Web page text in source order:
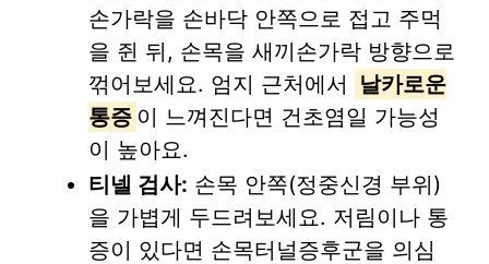
손가락을 손바닥 안쪽으로 접고 주먹
을 쥔 뒤, 손목을 새끼손가락 방향으로
꺾어보세요. 엄지 근처에서
날카로운
통증 이 느껴진다면 건초염일 가능성
이 높아요.
티넬 검사: 손목 안쪽(정중신경 부위)
을 가볍게 두드려보세요. 저림이나 통
증이 있다면 손목터널증후군을 의심